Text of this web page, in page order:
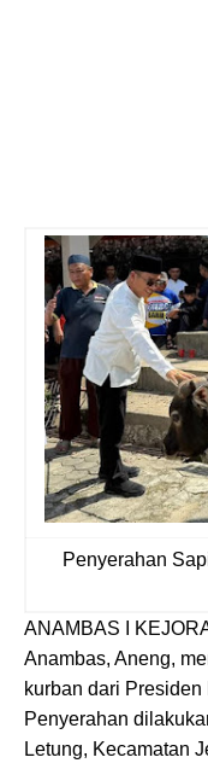
Penyerahan
ANAMBAS I
Anambas, Aneng,
kurban dari
Penyerahan
Letung, Kecamatan